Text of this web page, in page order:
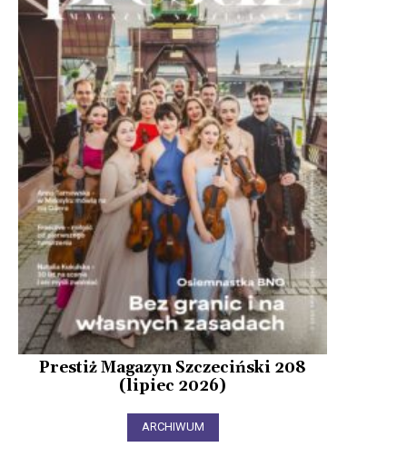
Prestiż Magazyn Szczeciński 208
(lipiec 2026)
ARCHIWUM